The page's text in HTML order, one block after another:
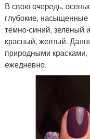
В свою очередь,
глубокие, насыщенные
темно-синий, зеленый
красный, желтый.
природными
ежедневно.